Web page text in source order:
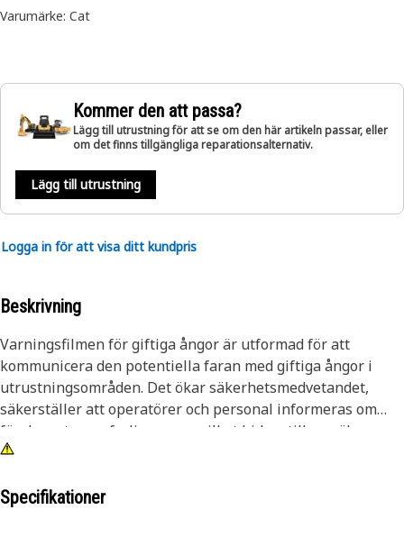
Varumärke: Cat
Kommer den att passa?
Lägg till utrustning för att se om den här artikeln passar, eller
om det finns tillgängliga reparationsalternativ.
Lägg till utrustning
Logga in för att visa ditt kundpris
Beskrivning
Varningsfilmen för giftiga ångor är utformad för att
kommunicera den potentiella faran med giftiga ångor i
utrustningsområden. Det ökar säkerhetsmedvetandet,
säkerställer att operatörer och personal informeras om
förekomsten av farliga gaser, vilket bidrar till en säkrare
arbetsmiljö och minimerar hälsorisker.
Attribut:
Specifikationer